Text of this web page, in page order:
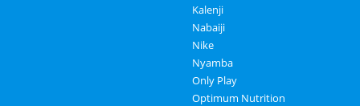
Kalenji
Nabaiji
Nike
Nyamba
Only Play
Optimum Nutrition